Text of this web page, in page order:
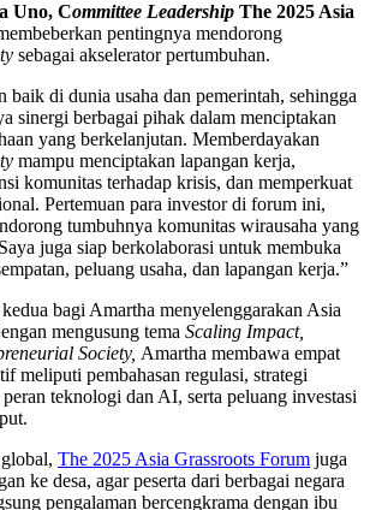
Uno, Committee Leadership The 2025 Asia
pentingnya mendorong
sebagai akselerator pertumbuhan.
baik di dunia usaha dan pemerintah, sehingga
sinergi berbagai pihak dalam menciptakan
yang berkelanjutan. Memberdayakan
mampu menciptakan lapangan kerja,
komunitas terhadap krisis, dan memperkuat
Pertemuan para investor di forum ini,
tumbuhnya komunitas wirausaha yang
juga siap berkolaborasi untuk membuka
peluang usaha, dan lapangan kerja.”
bagi Amartha menyelenggarakan Asia
mengusung tema Scaling Impact,
Society, Amartha membawa empat
meliputi pembahasan regulasi, strategi
teknologi dan AI, serta peluang investasi
The 2025 Asia Grassroots Forum juga
ke desa, agar peserta dari berbagai negara
pengalaman bercengkrama dengan ibu